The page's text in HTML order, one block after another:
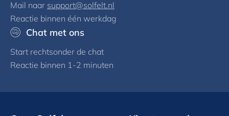
Mail naar support@solfelt.nl
Reactie binnen één werkdag
Chat met ons
Start rechtsonder de chat
Reactie binnen 1-2 minuten